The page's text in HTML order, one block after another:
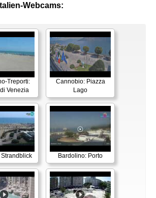
Webcams:
Treporti:
Venezia
Cannobio: Piazza
Lago
Bardolino: Porto